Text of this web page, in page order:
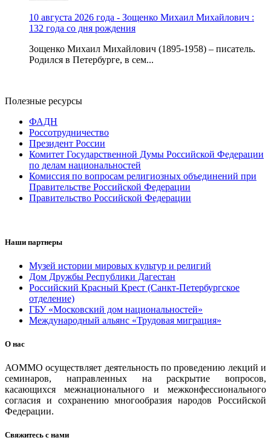
10 августа 2026 года - Зощенко Михаил Михайлович :
132 года со дня рождения
Зощенко Михаил Михайлович (1895-1958) – писатель.
Родился в Петербурге, в сем...
Полезные ресурсы
ФАДН
Россотрудничество
Президент России
Комитет Государственной Думы Российской Федерации
по делам национальностей
Комиссия по вопросам религиозных объединений при
Правительстве Российской Федерации
Правительство Российской Федерации
Наши партнеры
Музей истории мировых культур и религий
Дом Дружбы Республики Дагестан
Российский Красный Крест (Санкт-Петербургское
отделение)
ГБУ «Московский дом национальностей»
Международный альянс «Трудовая миграция»
О нас
АОММО осуществляет деятельность по проведению лекций и
семинаров, направленных на раскрытие вопросов,
касающихся межнационального и межконфессионального
согласия и сохранению многообразия народов Российской
Федерации.
Свяжитесь с нами